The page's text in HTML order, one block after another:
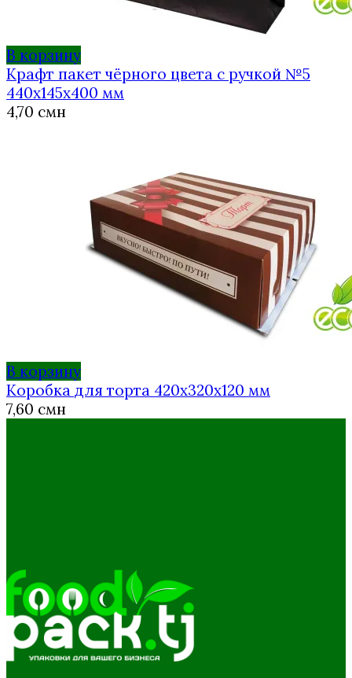
В корзину
Крафт пакет чёрного цвета с ручкой №5
440х145х400 мм
4,70 смн
В корзину
Коробка для торта 420х320х120 мм
7,60 смн